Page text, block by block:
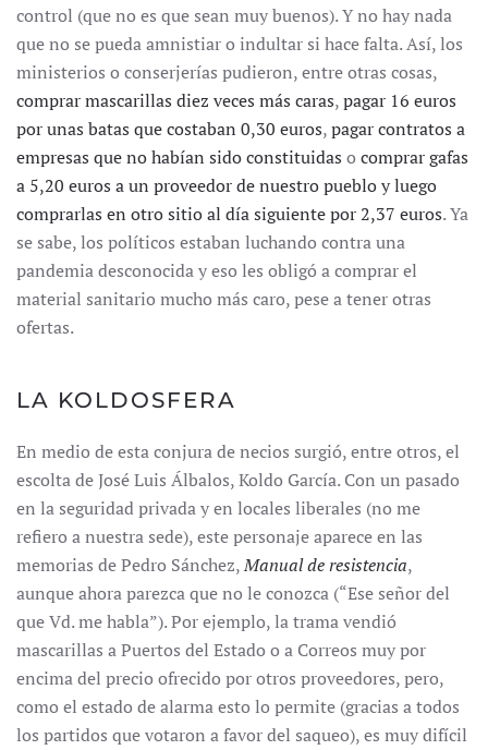
control (que no es que sean muy buenos). Y no hay nada
que no se pueda amnistiar o indultar si hace falta. Así, los
ministerios o conserjerías pudieron, entre otras cosas,
comprar mascarillas diez veces más caras,pagar 16 euros
por unas batas que costaban 0,30 euros,pagar contratos a
empresas que no habían sido constituidas o comprar gafas
a 5,20 euros a un proveedor de nuestro pueblo y luego
comprarlas en otro sitio al día siguiente por 2,37 euros. Ya
se sabe, los políticos estaban luchando contra una
pandemia desconocida y eso les obligó a comprar el
material sanitario mucho más caro, pese a tener otras
ofertas.
LA KOLDOSFERA
En medio de esta conjura de necios surgió, entre otros, el
escolta de José Luis Álbalos, Koldo García. Con un pasado
en la seguridad privada y en locales liberales (no me
refiero a nuestra sede), este personaje aparece en las
memorias de Pedro Sánchez,Manual de resistencia,
aunque ahora parezca que no le conozca (“Ese señor del
que Vd. me habla”). Por ejemplo, la trama vendió
mascarillas a Puertos del Estado o a Correos muy por
encima del precio ofrecido por otros proveedores, pero,
como el estado de alarma esto lo permite (gracias a todos
los partidos que votaron a favor del saqueo), es muy difícil